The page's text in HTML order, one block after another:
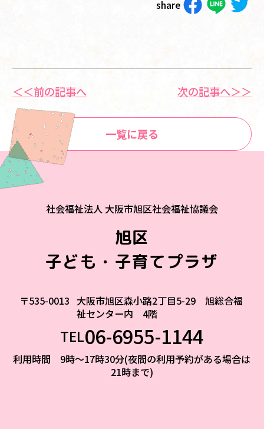
share
＜＜前の記事へ
一覧に戻る
次の記事へ＞＞
社会福祉法人 大阪市旭区社会福祉協議会
旭区
子ども・子育てプラザ
〒535-0013 大阪市旭区森小路2丁目5-29 旭総合福
祉センター内 4階
TEL06-6955-1144
利用時間 9時～17時30分(夜間の利用予約がある場合は
21時まで)